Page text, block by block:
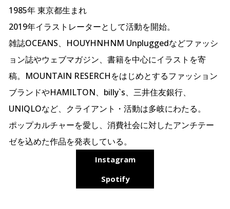
1985年 東京都生まれ
2019年イラストレーターとして活動を開始。
雑誌OCEANS、HOUYHNHNM Unpluggedなどファッシ
ョン誌やウェブマガジン、書籍を中心にイラストを寄
稿。MOUNTAIN RESERCHをはじめとするファッション
ブランドやHAMILTON、billy`s、三井住友銀行、
UNIQLOなど、クライアント・活動は多岐にわたる。
ポップカルチャーを愛し、消費社会に対したアンチテー
ゼを込めた作品を発表している。
Instagram
Spotify